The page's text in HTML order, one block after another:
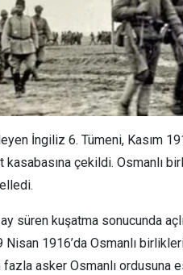
İngiliz 6. Tümeni, Kasım
kasabasına çekildi. Osmanlı
süren kuşatma sonucunda
Nisan 1916’da Osmanlı
asker Osmanlı ordusuna